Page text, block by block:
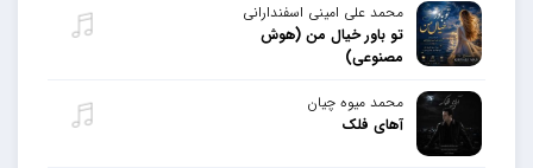
محمد علی امینی اسفندارانی
تو باور خیال من (هوش
مصنوعی)
محمد میوه چیان
آهای فلک